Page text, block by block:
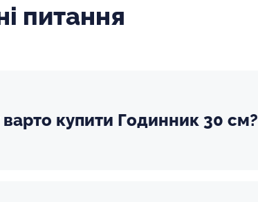
питання
купити Годинник 30 см?